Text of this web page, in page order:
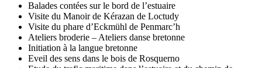
Balades contées sur le bord de l’estuaire
Visite du Manoir de Kérazan de Loctudy
Visite du phare d’Eckmühl de Penmarc’h
Ateliers broderie – Ateliers danse bretonne
Initiation à la langue bretonne
Eveil des sens dans le bois de Rosquerno